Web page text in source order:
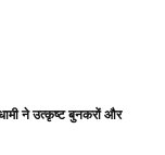
ने उत्कृष्ट बुनकरों और